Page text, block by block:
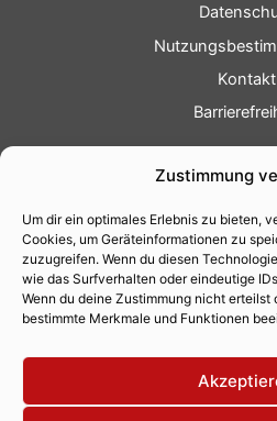
Zustimmung
Um dir ein optimales Erlebnis zu bieten,
Cookies, um Geräteinformationen zu
zuzugreifen. Wenn du diesen
wie das Surfverhalten oder eindeutige
Wenn du deine Zustimmung nicht
bestimmte Merkmale und Funktionen
Kontakt